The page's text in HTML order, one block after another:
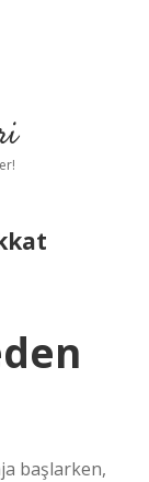
başlarken,